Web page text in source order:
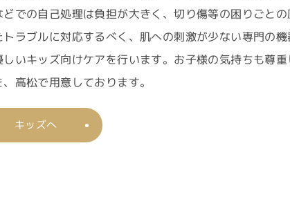
どでの自己処理は負担が大きく、切り傷等の困りごと
トラブルに対応するべく、肌への刺激が少ない専門の
しいキッズ向けケアを行います。お子様の気持ちも尊
高松で用意しております。
キッズへ
ご予約はこちら